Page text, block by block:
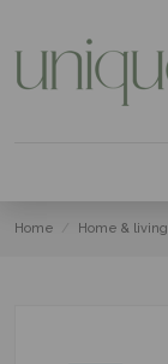
Home Home & living